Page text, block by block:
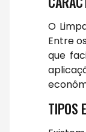
O
Entre
que
TIPOS